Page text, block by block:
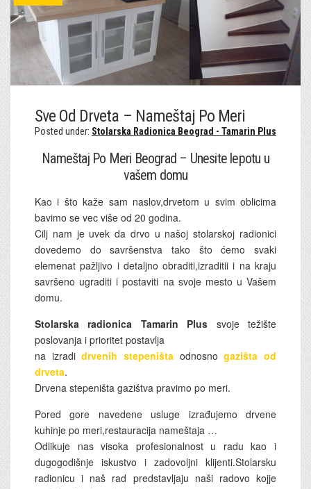
Sve Od Drveta – Nameštaj Po Meri
Posted under: Stolarska Radionica Beograd - Tamarin Plus
Nameštaj Po Meri Beograd – Unesite lepotu u
vašem domu
Kao i što kaže sam naslov,drvetom u svim oblicima
bavimo se vec više od 20 godina.
Cilj nam je uvek da drvo u našoj stolarskoj radionici
dovedemo do savršenstva tako što ćemo svaki
elemenat pažljivo i detaljno obraditi,izraditii i na kraju
savršeno ugraditi i postaviti na svoje mesto u Vašem
domu.
Stolarska radionica Tamarin Plus svoje težište
poslovanja i prioritet postavlja
na izradidrvenih stepeništa odnosnogazišta od
drveta.
Drvena stepeništa gazištva pravimo po meri.
Pored gore navedene usluge izrađujemo drvene
kuhinje po meri,restauracija nameštaja …
Odlikuje nas visoka profesionalnost u radu kao i
dugogodišnje iskustvo i zadovoljni klijenti.Stolarsku
radionicu i naš rad predstavljaju naši radovo kojje